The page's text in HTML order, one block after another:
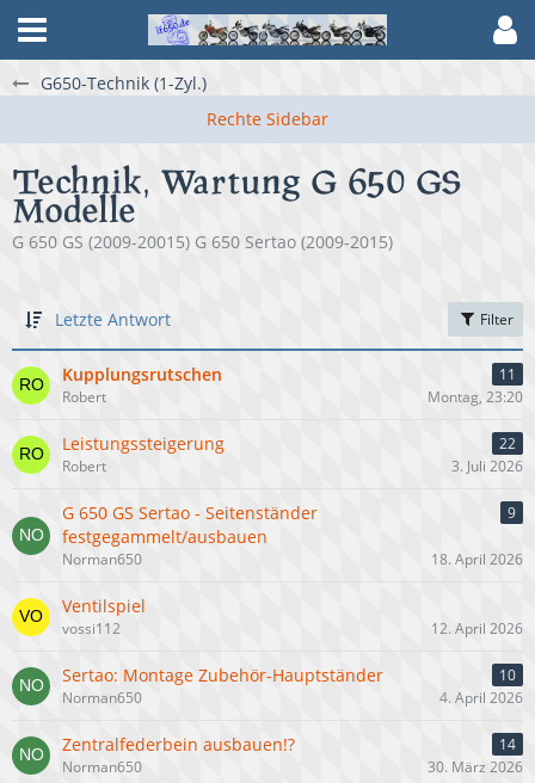
G650-Technik (1-Zyl.)
Technik, Wartung G 650 GS
Modelle
G 650 GS (2009-20015) G 650 Sertao (2009-2015)
Letzte Antwort Filter
Kupplungsrutschen
11
Robert
Montag, 23:20
Leistungssteigerung
22
Robert
3. Juli 2026
G 650 GS Sertao - Seitenständer
festgegammelt/ausbauen
9
Norman650 18. April 2026
Ventilspiel
vossi112 12. April 2026
Sertao: Montage Zubehör-Hauptständer
10
Norman650
4. April 2026
Zentralfederbein ausbauen!?
14
Norman650
30. März 2026